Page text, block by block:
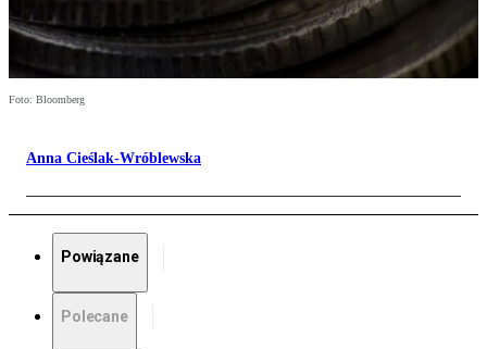
Foto: Bloomberg
Anna Cieślak-Wróblewska
Powiązane
Polecane